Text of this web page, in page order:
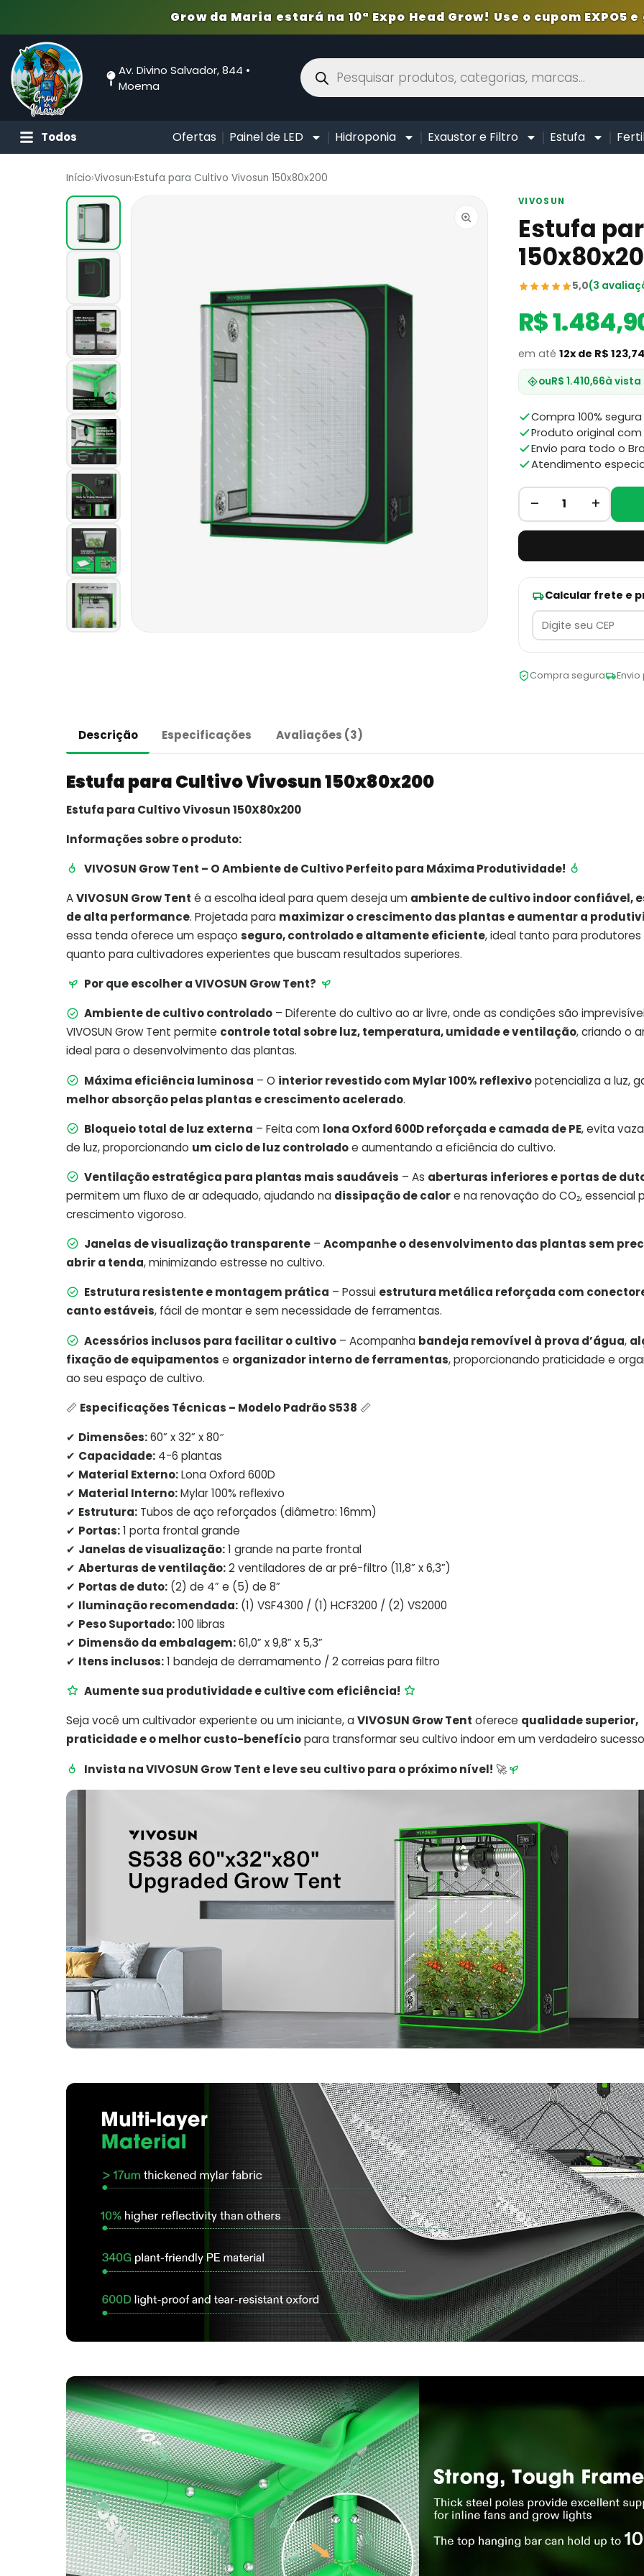
Grow da Maria estará na 10ª Expo Head Grow! Use o cupom EXPO5
Av. Divino Salvador, 844 •
Moema
Todos Ofertas Painel de LED Hidroponia Exaustor e Filtro Estufa
Início›Vivosun›Estufa para Cultivo Vivosun 150x80x200
VIVOSUN
Estufa
5,0(3
R$
em até 12x de R$ 123,74
ouR$ 1.410,66à vista
Compra 100%
Produto original
Envio para todo o
Atendimento
– 1 +
Calcular frete e
Compra segura
Descrição Especificações Avaliações (3)
Estufa para Cultivo Vivosun 150x80x200
Estufa para Cultivo Vivosun 150X80x200
Informações sobre o produto:
VIVOSUN Grow Tent – O Ambiente de Cultivo Perfeito para Máxima Produtividade!
AVIVOSUN Grow Tent é a escolha ideal para quem deseja um ambiente de cultivo indoor confiável,
de alta performance. Projetada para maximizar o crescimento das plantas e aumentar a
essa tenda oferece um espaço seguro, controlado e altamente eficiente, ideal tanto para produtores
quanto para cultivadores experientes que buscam resultados superiores.
Por que escolher a VIVOSUN Grow Tent?
Ambiente de cultivo controlado – Diferente do cultivo ao ar livre, onde as condições são
VIVOSUN Grow Tent permite controle total sobre luz, temperatura, umidade e ventilação, criando o
ideal para o desenvolvimento das plantas.
Máxima eficiência luminosa – O interior revestido com Mylar 100% reflexivopotencializa a luz,
melhor absorção pelas plantas e crescimento acelerado.
Bloqueio total de luz externa – Feita com lona Oxford 600D reforçada e camada de PE, evita
de luz, proporcionando um ciclo de luz controladoe aumentando a eficiência do cultivo.
Ventilação estratégica para plantas mais saudáveis – As aberturas inferiores e portas de
permitem um fluxo de ar adequado, ajudando na dissipação de calore na renovação do CO₂, essencial
crescimento vigoroso.
Janelas de visualização transparente –Acompanhe o desenvolvimento das plantas sem
abrir a tenda, minimizando estresse no cultivo.
Estrutura resistente e montagem prática – Possui estrutura metálica reforçada com
canto estáveis, fácil de montar e sem necessidade de ferramentas.
Acessórios inclusos para facilitar o cultivo – Acompanha bandeja removível à prova d’água,
fixação de equipamentos e organizador interno de ferramentas, proporcionando praticidade e
ao seu espaço de cultivo.
📏 Especificações Técnicas – Modelo Padrão S538 📏
✔ Dimensões:60” x 32” x 80″
✔ Capacidade: 4-6 plantas
✔ Material Externo:Lona Oxford 600D
✔ Material Interno:Mylar 100% reflexivo
✔ Estrutura: Tubos de aço reforçados (diâmetro: 16mm)
✔ Portas:1 porta frontal grande
✔ Janelas de visualização:1 grande na parte frontal
✔ Aberturas de ventilação:2 ventiladores de ar pré-filtro (11,8” x 6,3”)
✔ Portas de duto: (2) de 4” e (5) de 8”
✔ Iluminação recomendada: (1) VSF4300 / (1) HCF3200 / (2) VS2000
✔ Peso Suportado:100 libras
✔ Dimensão da embalagem:61,0” x 9,8” x 5,3”
✔ Itens inclusos:1 bandeja de derramamento / 2 correias para filtro
Aumente sua produtividade e cultive com eficiência!
Seja você um cultivador experiente ou um iniciante, aVIVOSUN Grow Tent oferece qualidade superior,
praticidade e o melhor custo-benefíciopara transformar seu cultivo indoor em um verdadeiro
Invista na VIVOSUN Grow Tent e leve seu cultivo para o próximo nível! 🚀